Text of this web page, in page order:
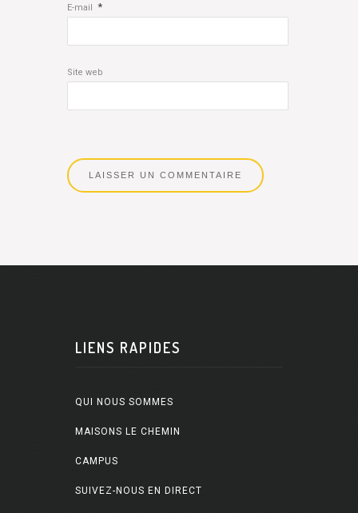
E-mail *
Site web
LIENS RAPIDES
QUI NOUS SOMMES
MAISONS LE CHEMIN
CAMPUS
SUIVEZ-NOUS EN DIRECT